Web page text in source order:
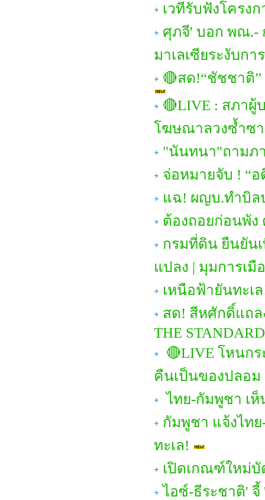
เวทีรับฟังโครง
ศุภจี' บอก พณ.-
มาเลเซียระงับก
🔴สด!“ชัชชาติ”
🔴LIVE : สภาผู้
โฆษณาลวงซ้ำซ
"นันทนา"ถามภ
จ่อหมายจับ ! “
แฉ! ผญบ.ทำบิล
ต้องถอยก่อนพั
กรมที่ดิน ยืนยัน
แปลง | มุมการเมื
เหนือฟ้ายันทะเ
สด! สีหศักดิ์แถล
THE STANDARD
🔴LIVE โหนก
คืนเป็นของปลอม
ไทย-กัมพูชา เห็
กัมพูชา แจ้งไท
ทะเล!
เปิดเกณฑ์ใหม่
ไอซ์-ธีระชาติ' จี้